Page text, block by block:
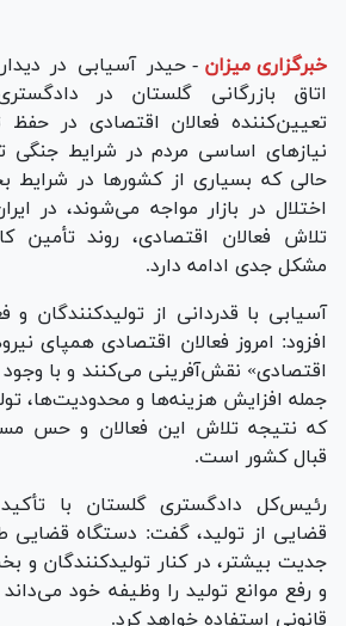
خبرگزاری میزان - حیدر آسیابی در
اتاق بازرگانی گلستان در
تعیین‌کننده فعالان اقتصادی در حفظ
نیاز‌های اساسی مردم در شرایط جنگی
حالی که بسیاری از کشور‌ها در شرایط
اختلال در بازار مواجه می‌شوند، در
تلاش فعالان اقتصادی، روند تأمین
مشکل جدی ادامه دارد.
آسیابی با قدردانی از
افزود: امروز فعالان اقتصادی همپای
اقتصادی» نقش‌آفرینی می‌کنند و با وجود
جمله افزایش هزینه‌ها و محدودیت‌ها،
که نتیجه تلاش این فعالان و حس
قبال کشور است.
رئیس‌کل دادگستری گلستان با
قضایی از تولید، گفت: دستگاه قضایی
جدیت بیشتر، در کنار تولیدکنندگان و
و رفع موانع تولید را وظیفه خود
قانونی استفاده خواهد کرد.